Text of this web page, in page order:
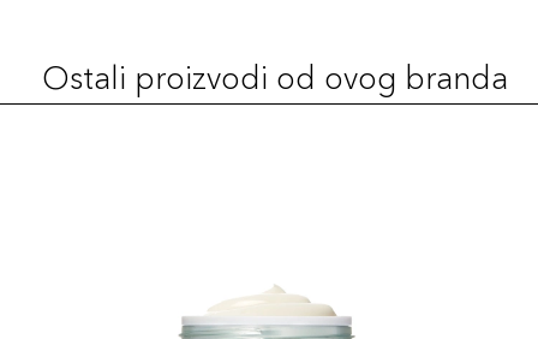
Ostali proizvodi od ovog branda